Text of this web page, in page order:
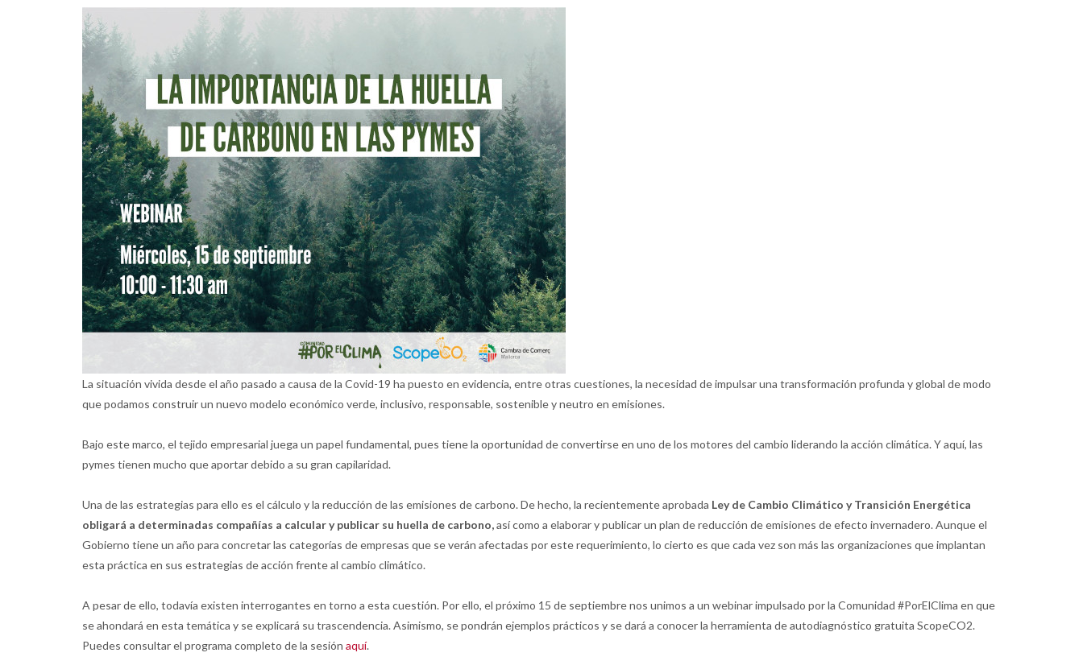
La situación vivida desde el año pasado a causa de la Covid-19 ha puesto en evidencia, entre otras cuestiones, la necesidad de impulsar una transformación profunda y global de modo
que podamos construir un nuevo modelo económico verde, inclusivo, responsable, sostenible y neutro en emisiones.
Bajo este marco, el tejido empresarial juega un papel fundamental, pues tiene la oportunidad de convertirse en uno de los motores del cambio liderando la acción climática. Y aquí, las
pymes tienen mucho que aportar debido a su gran capilaridad.
Una de las estrategias para ello es el cálculo y la reducción de las emisiones de carbono. De hecho, la recientemente aprobada Ley de Cambio Climático y Transición Energética
obligará a determinadas compañías a calcular y publicar su huella de carbono,así como a elaborar y publicar un plan de reducción de emisiones de efecto invernadero. Aunque el
Gobierno tiene un año para concretar las categorías de empresas que se verán afectadas por este requerimiento, lo cierto es que cada vez son más las organizaciones que implantan
esta práctica en sus estrategias de acción frente al cambio climático.
A pesar de ello, todavía existen interrogantes en torno a esta cuestión. Por ello, el próximo 15 de septiembre nos unimos a un webinar impulsado por la Comunidad #PorElClima en que
se ahondará en esta temática y se explicará su trascendencia. Asimismo, se pondrán ejemplos prácticos y se dará a conocer la herramienta de autodiagnóstico gratuita ScopeCO2.
Puedes consultar el programa completo de la sesión aquí.